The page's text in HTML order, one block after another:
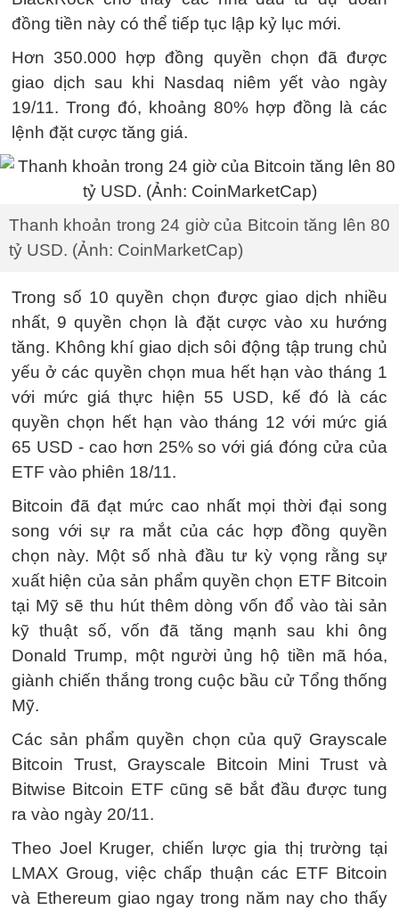
đồng tiền này có thể tiếp tục lập kỷ lục mới.
Hơn 350.000 hợp đồng quyền chọn đã được
giao dịch sau khi Nasdaq niêm yết vào ngày
19/11. Trong đó, khoảng 80% hợp đồng là các
lệnh đặt cược tăng giá.
Thanh khoản trong 24 giờ của Bitcoin tăng lên 80
tỷ USD. (Ảnh: CoinMarketCap)
Trong số 10 quyền chọn được giao dịch nhiều
nhất, 9 quyền chọn là đặt cược vào xu hướng
tăng. Không khí giao dịch sôi động tập trung chủ
yếu ở các quyền chọn mua hết hạn vào tháng 1
với mức giá thực hiện 55 USD, kế đó là các
quyền chọn hết hạn vào tháng 12 với mức giá
65 USD - cao hơn 25% so với giá đóng cửa của
ETF vào phiên 18/11.
Bitcoin đã đạt mức cao nhất mọi thời đại song
song với sự ra mắt của các hợp đồng quyền
chọn này. Một số nhà đầu tư kỳ vọng rằng sự
xuất hiện của sản phẩm quyền chọn ETF Bitcoin
tại Mỹ sẽ thu hút thêm dòng vốn đổ vào tài sản
kỹ thuật số, vốn đã tăng mạnh sau khi ông
Donald Trump, một người ủng hộ tiền mã hóa,
giành chiến thắng trong cuộc bầu cử Tổng thống
Mỹ.
Các sản phẩm quyền chọn của quỹ Grayscale
Bitcoin Trust, Grayscale Bitcoin Mini Trust và
Bitwise Bitcoin ETF cũng sẽ bắt đầu được tung
ra vào ngày 20/11.
Theo Joel Kruger, chiến lược gia thị trường tại
LMAX Groug, việc chấp thuận các ETF Bitcoin
và Ethereum giao ngay trong năm nay cho thấy